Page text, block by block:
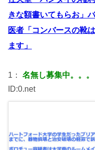
きな額書いてもらお」
医者「コンバースの靴
ます」
1： 名無し募集中。。。
ID:0.net